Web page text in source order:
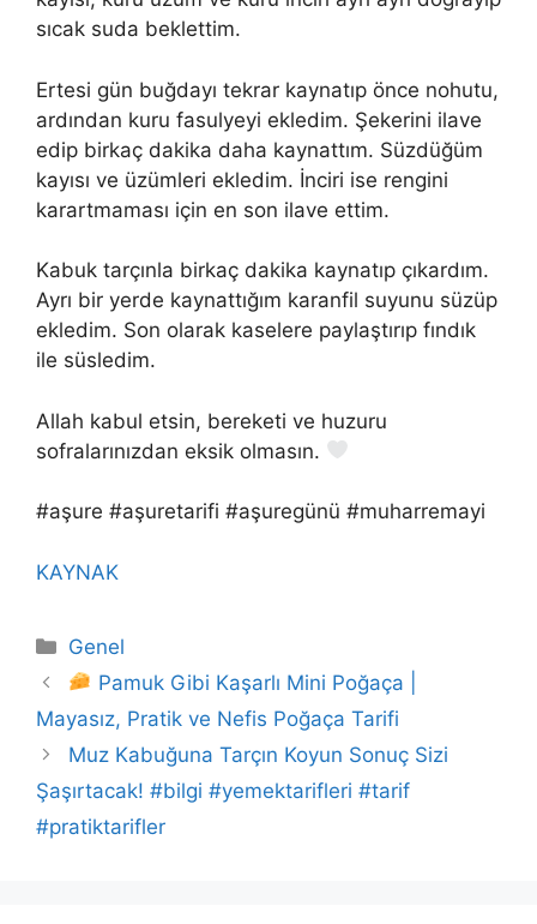
sıcak suda beklettim.
Ertesi gün buğdayı tekrar kaynatıp önce nohutu,
ardından kuru fasulyeyi ekledim. Şekerini ilave
edip birkaç dakika daha kaynattım. Süzdüğüm
kayısı ve üzümleri ekledim. İnciri ise rengini
karartmaması için en son ilave ettim.
Kabuk tarçınla birkaç dakika kaynatıp çıkardım.
Ayrı bir yerde kaynattığım karanfil suyunu süzüp
ekledim. Son olarak kaselere paylaştırıp fındık
ile süsledim.
Allah kabul etsin, bereketi ve huzuru
sofralarınızdan eksik olmasın.
#aşure #aşuretarifi #aşuregünü #muharremayi
KAYNAK
Kategoriler
Genel
Pamuk Gibi Kaşarlı Mini Poğaça |
Mayasız, Pratik ve Nefis Poğaça Tarifi
Muz Kabuğuna Tarçın Koyun Sonuç Sizi
Şaşırtacak! #bilgi #yemektarifleri #tarif
#pratiktarifler